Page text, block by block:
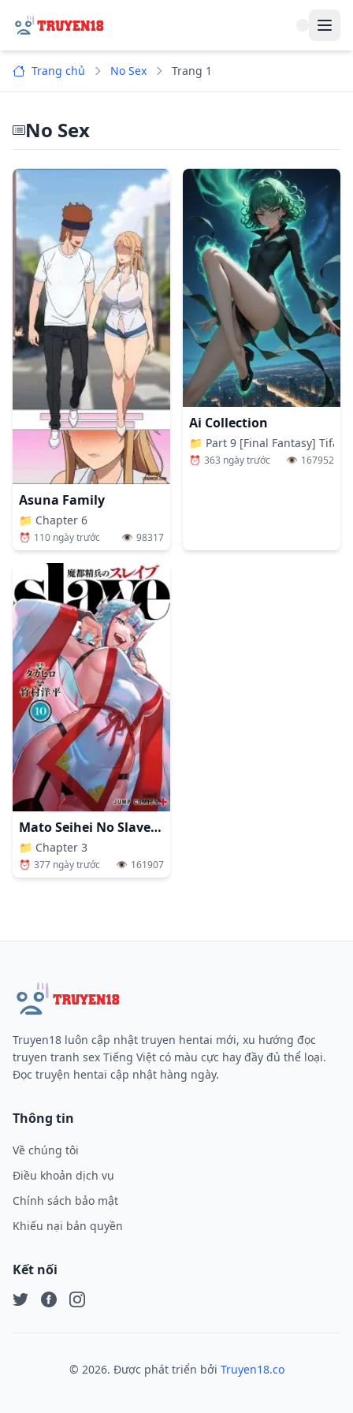
Trang chủ No Sex Trang 1
No Sex
Asuna Family
📁 Chapter 6
⏰ 110 ngày trước 👁️ 98317
Ai Collection
📁 Part 9 [Final Fantasy] Tifa
⏰ 363 ngày trước 👁️ 167952
Mato Seihei No Slave Uncensored
📁 Chapter 3
⏰ 377 ngày trước 👁️ 161907
Truyen18 luôn cập nhật truyen hentai mới, xu hướng đọc
truyen tranh sex Tiếng Việt có màu cực hay đầy đủ thể loại.
Đọc truyện hentai cập nhật hàng ngày.
Thông tin
Về chúng tôi
Điều khoản dịch vụ
Chính sách bảo mật
Khiếu nại bản quyền
Kết nối
© 2026. Được phát triển bởi Truyen18.co